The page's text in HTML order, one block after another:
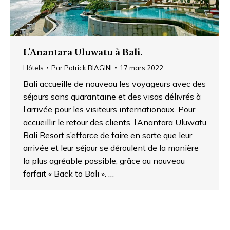
L’Anantara Uluwatu à Bali.
Hôtels ParPatrick BIAGINI 17 mars 2022
Bali accueille de nouveau les voyageurs avec des
séjours sans quarantaine et des visas délivrés à
l’arrivée pour les visiteurs internationaux. Pour
accueillir le retour des clients, l’Anantara Uluwatu
Bali Resort s’efforce de faire en sorte que leur
arrivée et leur séjour se déroulent de la manière
la plus agréable possible, grâce au nouveau
forfait « Back to Bali ». …